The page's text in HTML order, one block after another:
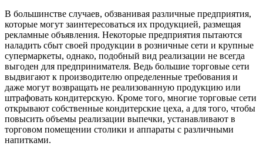
В большинстве случаев, обзванивая различные предприятия,
которые могут заинтересоваться их продукцией, размещая
рекламные объявления. Некоторые предприятия пытаются
наладить сбыт своей продукции в розничные сети и крупные
супермаркеты, однако, подобный вид реализации не всегда
выгоден для предпринимателя. Ведь большие торговые сети
выдвигают к производителю определенные требования и
даже могут возвращать не реализованную продукцию или
штрафовать кондитерскую. Кроме того, многие торговые сети
открывают собственные кондитерские цеха, а для того, чтобы
повысить объемы реализации выпечки, устанавливают в
торговом помещении столики и аппараты с различными
напитками.